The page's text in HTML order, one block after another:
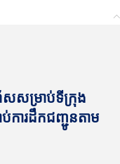
សម្រាប់ទីក្រុង
ការដឹកជញ្ជូនតាម